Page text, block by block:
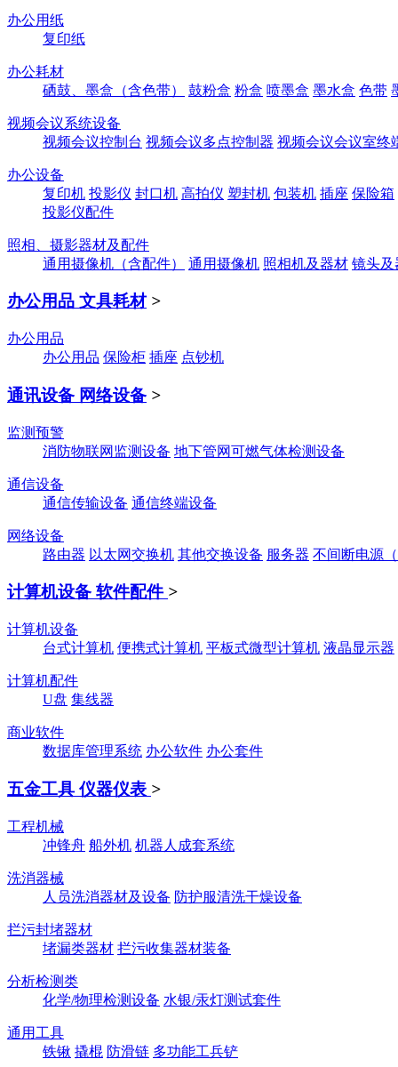
办公用纸
复印纸
办公耗材
硒鼓、墨盒（含色带）
鼓粉盒 粉盒 喷墨盒 墨水盒 色带
视频会议系统设备
视频会议控制台 视频会议多点控制器 视频会议会议室终
办公设备
复印机 投影仪 封口机 高拍仪 塑封机 包装机 插座 保险箱
投影仪配件
照相、摄影器材及配件
通用摄像机（含配件）
通用摄像机 照相机及器材 镜头及
办公用品 文具耗材 >
办公用品
办公用品 保险柜 插座 点钞机
通讯设备 网络设备 >
监测预警
消防物联网监测设备 地下管网可燃气体检测设备
通信设备
通信传输设备 通信终端设备
网络设备
路由器 以太网交换机 其他交换设备 服务器 不间断电源
计算机设备 软件配件 >
计算机设备
台式计算机 便携式计算机 平板式微型计算机 液晶显示器
计算机配件
U盘 集线器
商业软件
数据库管理系统 办公软件 办公套件
五金工具 仪器仪表 >
工程机械
冲锋舟 船外机 机器人成套系统
洗消器械
人员洗消器材及设备 防护服清洗干燥设备
拦污封堵器材
堵漏类器材 拦污收集器材装备
分析检测类
化学/物理检测设备 水银/汞灯测试套件
通用工具
铁锹 撬棍 防滑链 多功能工兵铲